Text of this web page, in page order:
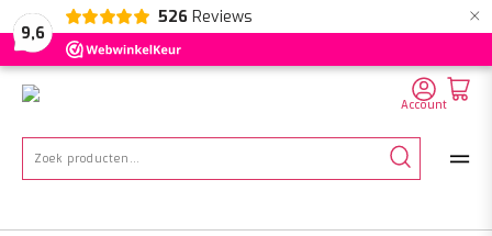
9,6
526 Reviews ×
NL EN DE
Zoeken
Account